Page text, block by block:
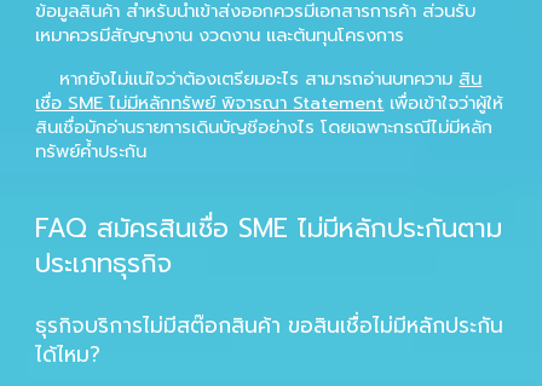
ข้อมูลสินค้า สำหรับนำเข้าส่งออกควรมีเอกสารการค้า ส่วนรับ
เหมาควรมีสัญญางาน งวดงาน และต้นทุนโครงการ
หากยังไม่แน่ใจว่าต้องเตรียมอะไร สามารถอ่านบทความ สิน
เชื่อ SME ไม่มีหลักทรัพย์ พิจารณา Statement เพื่อเข้าใจว่าผู้ให้
สินเชื่อมักอ่านรายการเดินบัญชีอย่างไร โดยเฉพาะกรณีไม่มีหลัก
ทรัพย์ค้ำประกัน
FAQ สมัครสินเชื่อ SME ไม่มีหลักประกันตาม
ประเภทธุรกิจ
ธุรกิจบริการไม่มีสต๊อกสินค้า ขอสินเชื่อไม่มีหลักประกัน
ได้ไหม?